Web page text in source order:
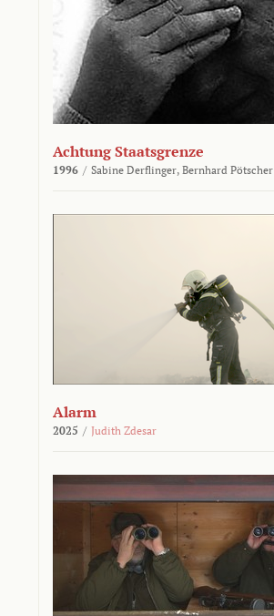
Achtung Staatsgrenze
1996 / Sabine Derflinger, Bernhard Pötscher
Alarm
2025 / Judith Zdesar